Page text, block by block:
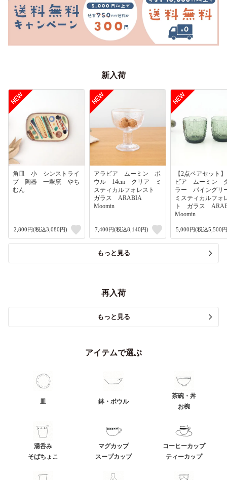
新入荷
角皿 小 シンストライ
プ 陶器 一翠窯 やち
むん
2,800円(税込3,080円)
アラビア ムーミン ボ
ウル 14cm クリア ミ
スティカルフォレスト
ガラス ARABIA
Moomin
7,400円(税込8,140円)
【2点ペアセット
ビア ムーミン
ラー パイング
ミスティカルフォ
ト ガラス
Moomin
5,000円(税込5,500
もっと見る
再入荷
もっと見る
アイテムで選ぶ
皿 鉢・ボウル
茶碗・丼
お椀
湯呑み
そばちょこ
マグカップ
スープカップ
コーヒーカップ
ティーカップ